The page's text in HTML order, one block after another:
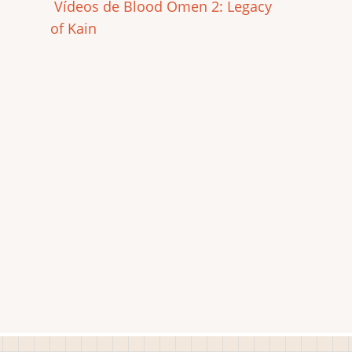
Vídeos de Blood Omen 2: Legacy
of Kain